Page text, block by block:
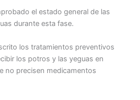
el estado general de las
durante esta fase.
los tratamientos preventivos
los potros y las yeguas en
no precisen medicamentos